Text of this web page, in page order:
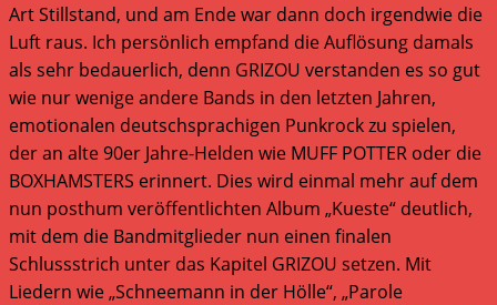
Art Stillstand, und am Ende war dann doch irgendwie die
Luft raus. Ich persönlich empfand die Auflösung damals
als sehr bedauerlich, denn GRIZOU verstanden es so gut
wie nur wenige andere Bands in den letzten Jahren,
emotionalen deutschsprachigen Punkrock zu spielen,
der an alte 90er Jahre-Helden wie MUFF POTTER oder die
BOXHAMSTERS erinnert. Dies wird einmal mehr auf dem
nun posthum veröffentlichten Album „Kueste“ deutlich,
mit dem die Bandmitglieder nun einen finalen
Schlussstrich unter das Kapitel GRIZOU setzen. Mit
Liedern wie „Schneemann in der Hölle“, „Parole